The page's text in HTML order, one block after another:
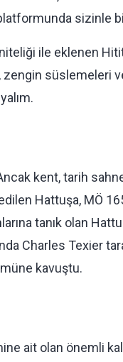
sizinle
ile eklenen Hitit
zengin süslemeleri
kent, tarih
Hattuşa, MÖ
tanık olan
Charles Texier
kavuştu.
ait olan önemli